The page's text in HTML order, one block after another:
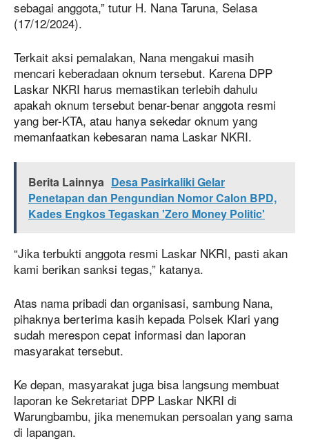
sebagai anggota,” tutur H. Nana Taruna, Selasa
(17/12/2024).
Terkait aksi pemalakan, Nana mengakui masih
mencari keberadaan oknum tersebut. Karena DPP
Laskar NKRI harus memastikan terlebih dahulu
apakah oknum tersebut benar-benar anggota resmi
yang ber-KTA, atau hanya sekedar oknum yang
memanfaatkan kebesaran nama Laskar NKRI.
Berita Lainnya Desa Pasirkaliki Gelar
Penetapan dan Pengundian Nomor Calon BPD,
Kades Engkos Tegaskan 'Zero Money Politic'
“Jika terbukti anggota resmi Laskar NKRI, pasti akan
kami berikan sanksi tegas,” katanya.
Atas nama pribadi dan organisasi, sambung Nana,
pihaknya berterima kasih kepada Polsek Klari yang
sudah merespon cepat informasi dan laporan
masyarakat tersebut.
Ke depan, masyarakat juga bisa langsung membuat
laporan ke Sekretariat DPP Laskar NKRI di
Warungbambu, jika menemukan persoalan yang sama
di lapangan.